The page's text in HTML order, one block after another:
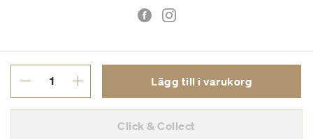
Lägg till i varukorg
Click & Collect